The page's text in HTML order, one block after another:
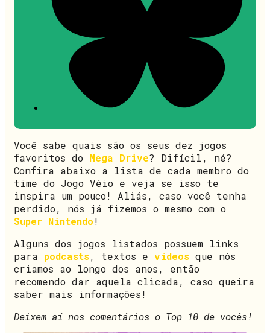
Você sabe quais são os seus dez jogos
favoritos do Mega Drive? Difícil, né?
Confira abaixo a lista de cada membro do
time do Jogo Véio e veja se isso te
inspira um pouco! Aliás, caso você tenha
perdido, nós já fizemos o mesmo com o
Super Nintendo!
Alguns dos jogos listados possuem links
para podcasts, textos e vídeos que nós
criamos ao longo dos anos, então
recomendo dar aquela clicada, caso queira
saber mais informações!
Deixem aí nos comentários o Top 10 de vocês!